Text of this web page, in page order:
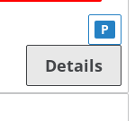
P
Details